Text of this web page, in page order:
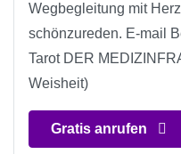
Wegbegleitung mit
schönzureden. E-mail
Tarot DER
Weisheit)
Gratis anrufen